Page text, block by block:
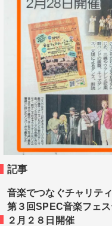
記事
音楽でつなぐチャリテ
第３回SPEC音楽フェ
２月２８日開催